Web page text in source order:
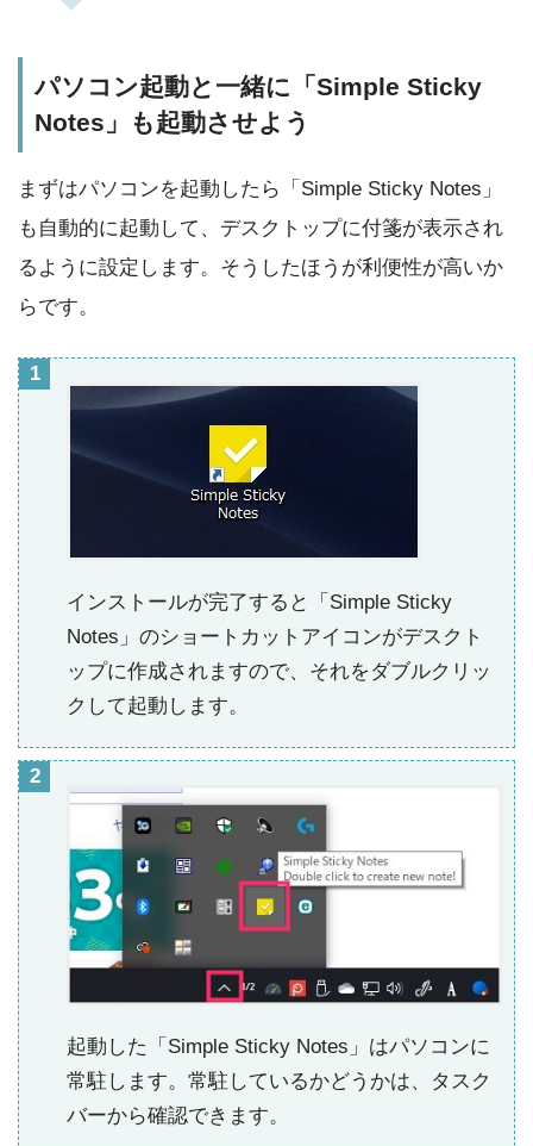
パソコン起動と一緒に「Simple Sticky
Notes」も起動させよう
まずはパソコンを起動したら「Simple Sticky Notes」
も自動的に起動して、デスクトップに付箋が表示され
るように設定します。そうしたほうが利便性が高いか
らです。
インストールが完了すると「Simple Sticky
Notes」のショートカットアイコンがデスクト
ップに作成されますので、それをダブルクリッ
クして起動します。
起動した「Simple Sticky Notes」はパソコンに
常駐します。常駐しているかどうかは、タスク
バーから確認できます。